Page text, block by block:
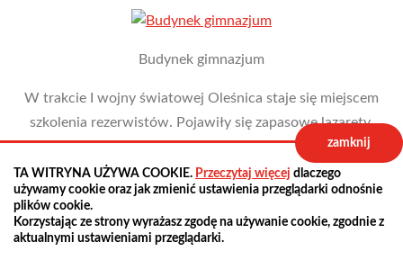
TA WITRYNA UŻYWA COOKIE. Przeczytaj więcej dlaczego
używamy cookie oraz jak zmienić ustawienia przeglądarki odnośnie
plików cookie.
Korzystając ze strony wyrażasz zgodę na używanie cookie, zgodnie z
aktualnymi ustawieniami przeglądarki.
zamknij
Budynek gimnazjum
W trakcie I wojny światowej Oleśnica staje się miejscem
szkolenia rezerwistów. Pojawiły się zapasowe lazarety,
rozmieszczone w halach fabrycznych, szkołach i zamku
oleśnickim.
Lazaret w hali Warsztatów Naprawczych Kolei Rzeszy